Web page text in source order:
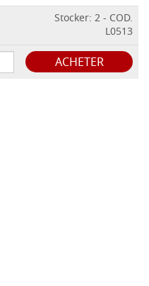
Stocker: 2 - COD.
L0513
ACHETER